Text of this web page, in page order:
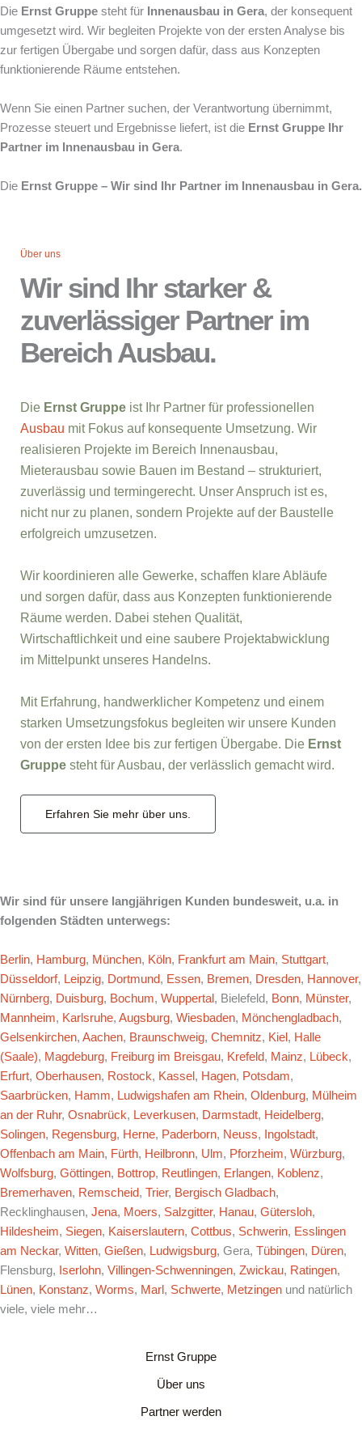
Die Ernst Gruppe steht für Innenausbau in Gera, der konsequent
umgesetzt wird. Wir begleiten Projekte von der ersten Analyse bis
zur fertigen Übergabe und sorgen dafür, dass aus Konzepten
funktionierende Räume entstehen.
Wenn Sie einen Partner suchen, der Verantwortung übernimmt,
Prozesse steuert und Ergebnisse liefert, ist die Ernst Gruppe Ihr
Partner im Innenausbau in Gera.
Die Ernst Gruppe – Wir sind Ihr Partner im Innenausbau in Gera.
Über uns
Wir sind Ihr starker &
zuverlässiger Partner im
Bereich Ausbau.
Die Ernst Gruppe ist Ihr Partner für professionellen
Ausbau mit Fokus auf konsequente Umsetzung. Wir
realisieren Projekte im Bereich Innenausbau,
Mieterausbau sowie Bauen im Bestand – strukturiert,
zuverlässig und termingerecht. Unser Anspruch ist es,
nicht nur zu planen, sondern Projekte auf der Baustelle
erfolgreich umzusetzen.
Wir koordinieren alle Gewerke, schaffen klare Abläufe
und sorgen dafür, dass aus Konzepten funktionierende
Räume werden. Dabei stehen Qualität,
Wirtschaftlichkeit und eine saubere Projektabwicklung
im Mittelpunkt unseres Handelns.
Mit Erfahrung, handwerklicher Kompetenz und einem
starken Umsetzungsfokus begleiten wir unsere Kunden
von der ersten Idee bis zur fertigen Übergabe. Die Ernst
Gruppe steht für Ausbau, der verlässlich gemacht wird.
Erfahren Sie mehr über uns.
Wir sind für unsere langjährigen Kunden bundesweit, u.a. in
folgenden Städten unterwegs:
Berlin, Hamburg, München, Köln, Frankfurt am Main, Stuttgart,
Düsseldorf, Leipzig, Dortmund, Essen, Bremen, Dresden, Hannover,
Nürnberg, Duisburg, Bochum, Wuppertal , Bielefeld, Bonn, Münster,
Mannheim, Karlsruhe, Augsburg, Wiesbaden, Mönchengladbach,
Gelsenkirchen, Aachen, Braunschweig, Chemnitz, Kiel , Halle
(Saale), Magdeburg, Freiburg im Breisgau, Krefeld, Mainz, Lübeck,
Erfurt, Oberhausen, Rostock, Kassel , Hagen, Potsdam,
Saarbrücken, Hamm, Ludwigshafen am Rhein, Oldenburg, Mülheim
an der Ruhr, Osnabrück, Leverkusen, Darmstadt, Heidelberg,
Solingen, Regensburg, Herne, Paderborn, Neuss, Ingolstadt,
Offenbach am Main, Fürth, Heilbronn, Ulm, Pforzheim, Würzburg,
Wolfsburg, Göttingen, Bottrop, Reutlingen, Erlangen, Koblenz,
Bremerhaven, Remscheid, Trier, Bergisch Gladbach,
Recklinghausen, Jena, Moers, Salzgitter, Hanau, Gütersloh,
Hildesheim, Siegen, Kaiserslautern, Cottbus, Schwerin, Esslingen
am Neckar, Witten, Gießen, Ludwigsburg, Gera, Tübingen, Düren,
Flensburg, Iserlohn, Villingen-Schwenningen, Zwickau, Ratingen,
Lünen, Konstanz, Worms, Marl , Schwerte, Metzingen und natürlich
viele, viele mehr…
Ernst Gruppe
Über uns
Partner werden